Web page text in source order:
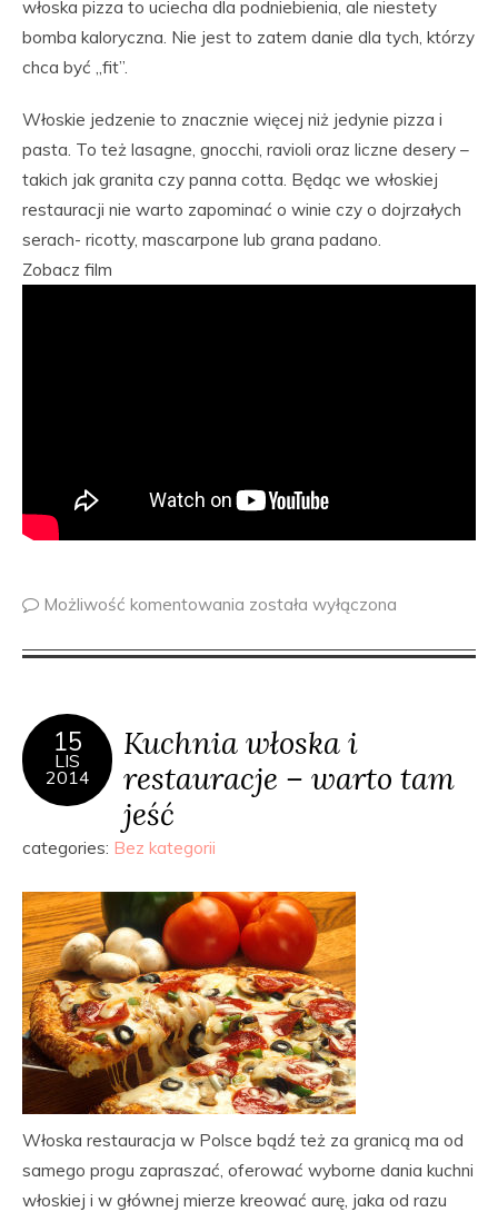
włoska pizza to uciecha dla podniebienia, ale niestety
bomba kaloryczna. Nie jest to zatem danie dla tych, którzy
chca być „fit”.
Włoskie jedzenie to znacznie więcej niż jedynie pizza i
pasta. To też lasagne, gnocchi, ravioli oraz liczne desery –
takich jak granita czy panna cotta. Będąc we włoskiej
restauracji nie warto zapominać o winie czy o dojrzałych
serach- ricotty, mascarpone lub grana padano.
Zobacz film
Możliwość komentowania została wyłączona
15
LIS
2014
Kuchnia włoska i
restauracje – warto tam
jeść
categories: Bez kategorii
Włoska restauracja w Polsce bądź też za granicą ma od
samego progu zapraszać, oferować wyborne dania kuchni
włoskiej i w głównej mierze kreować aurę, jaka od razu